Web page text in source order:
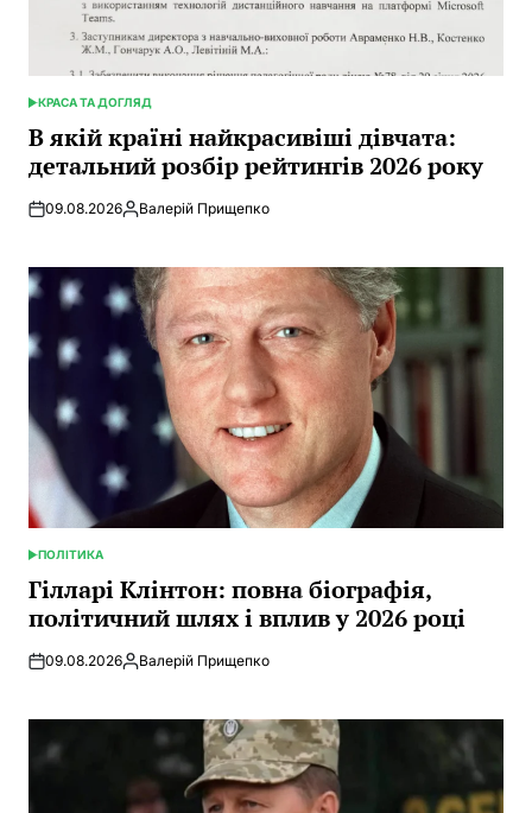
POSTED
IN
КРАСА ТА ДОГЛЯД
В якій країні найкрасивіші дівчата:
детальний розбір рейтингів 2026 року
09.08.2026Posted
Валерій Прищепко
POSTED
IN
ПОЛІТИКА
Гілларі Клінтон: повна біографія,
політичний шлях і вплив у 2026 році
09.08.2026Posted
Валерій Прищепко